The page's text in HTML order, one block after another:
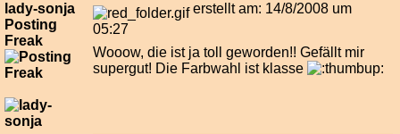
lady-sonja
Posting
Freak
erstellt am: 14/8/2008 um
05:27
Wooow, die ist ja toll geworden!! Gefällt mir
supergut! Die Farbwahl ist klasse